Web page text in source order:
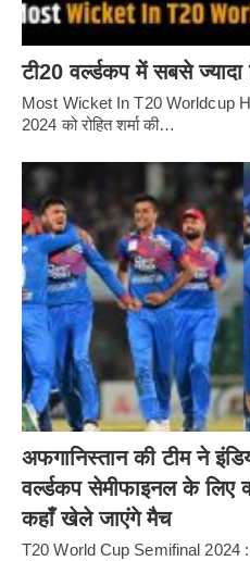
टी20 वर्ल्डकप में सबसे
Most Wicket In T20 Worldcup
2024 को रोहित शर्मा की…
अफगानिस्तान की टीम ने
वर्ल्डकप सेमीफाइनल के लिए
कहाँ खेले जाएंगे मैच
T20 World Cup Semifinal 2024 :